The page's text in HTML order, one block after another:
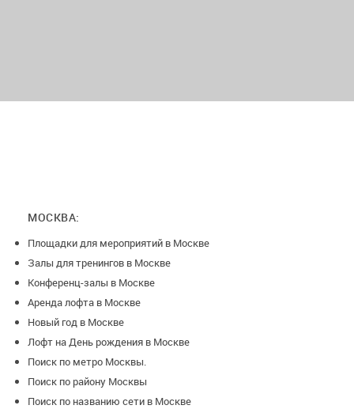
МОСКВА:
Площадки для мероприятий в Москве
Залы для тренингов в Москве
Конференц-залы в Москве
Аренда лофта в Москве
Новый год в Москве
Лофт на День рождения в Москве
Поиск по метро Москвы.
Поиск по району Москвы
Поиск по названию сети в Москве